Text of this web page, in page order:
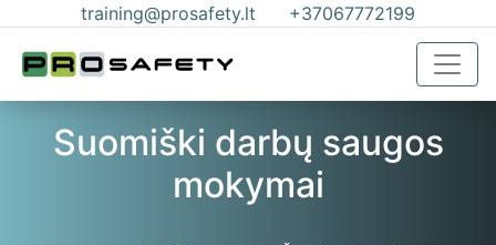
training@prosafety.lt +37067772199
Suomiški darbų saugos
mokymai